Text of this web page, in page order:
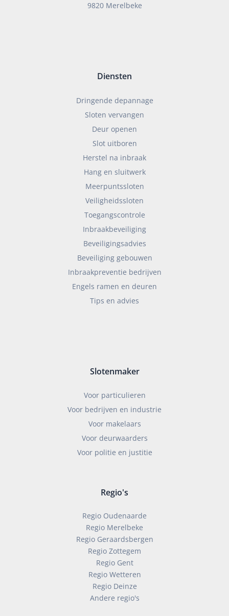
9820 Merelbeke
Diensten
Dringende depannage
Sloten vervangen
Deur openen
Slot uitboren
Herstel na inbraak
Hang en sluitwerk
Meerpuntssloten
Veiligheidssloten
Toegangscontrole
Inbraakbeveiliging
Beveiligingsadvies
Beveiliging gebouwen
Inbraakpreventie bedrijven
Engels ramen en deuren
Tips en advies
Slotenmaker
Voor particulieren
Voor bedrijven en industrie
Voor makelaars
Voor deurwaarders
Voor politie en justitie
Regio's
Regio Oudenaarde
Regio Merelbeke
Regio Geraardsbergen
Regio Zottegem
Regio Gent
Regio Wetteren
Regio Deinze
Andere regio's